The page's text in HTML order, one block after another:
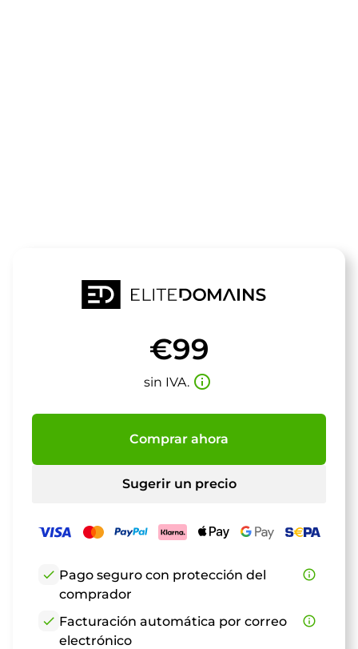
€99
sin IVA. info_outline
Comprar ahora
Sugerir un precio
check Pago seguro con protección del
comprador
info_outline
check Facturación automática por correo
electrónico
info_outline